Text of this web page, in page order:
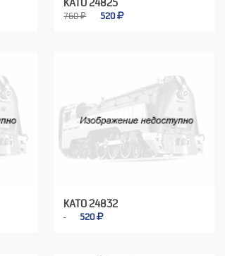
KATO 24825
760 ₽ 520
KATO 24832
520